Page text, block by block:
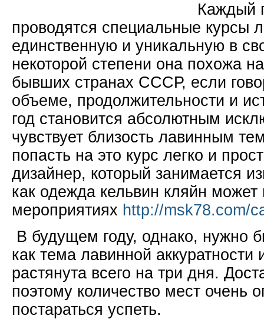
Каждый
проводятся специальные курсы
единственную и уникальную в
некоторой степени она похожа
бывших странах СССР, если
объеме, продолжительности и
год становится абсолютным
чувствует близость лавинным
попасть на это курс легко и
дизайнер, который занимается
как одежда кельвин кляйн может
мероприятиях http://msk78.com/
В будущем году, однако, нужно
как тема лавинной аккуратности
растянута всего на три дня.
поэтому количество мест очень
постараться успеть.